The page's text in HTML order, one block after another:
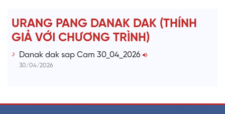
URANG PANG DANAK DAK (THÍNH
GIẢ VỚI CHƯƠNG TRÌNH)
Danak dak sap Cam 30_04_2026
30/04/2026